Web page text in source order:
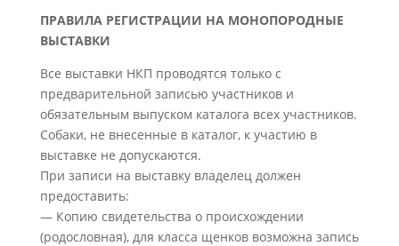
ПРАВИЛА РЕГИСТРАЦИИ НА МОНОПОРОДНЫЕ
ВЫСТАВКИ
Все выставки НКП проводятся только с
предварительной записью участников и
обязательным выпуском каталога всех участников.
Собаки, не внесенные в каталог, к участию в
выставке не допускаются.
При записи на выставку владелец должен
предоставить:
— Копию свидетельства о происхождении
(родословная), для класса щенков возможна запись